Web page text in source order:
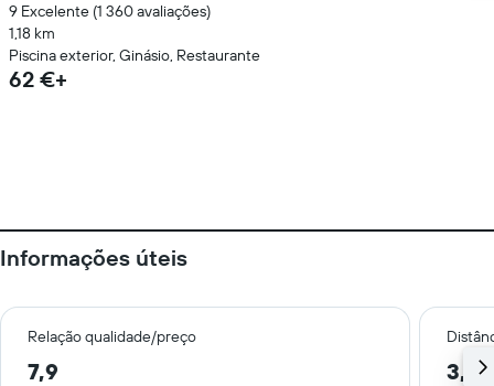
9 Excelente (1 360 avaliações)
1,18 km
Piscina exterior, Ginásio, Restaurante
62 €+
Informações úteis
Relação qualidade/preço
7,9 3,0